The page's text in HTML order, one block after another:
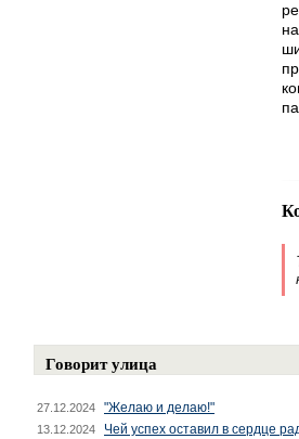
Говорит улица
27.12.2024 "Желаю и делаю!"
13.12.2024 Чей успех оставил в сердце